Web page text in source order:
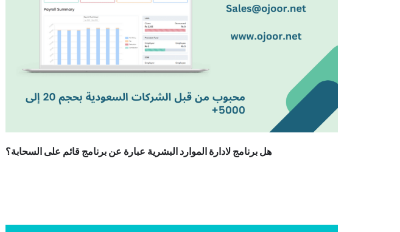
هل برنامج لادارة الموارد البشرية عبارة عن برنامج قائم على السحابة؟